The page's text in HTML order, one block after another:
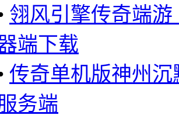
翎风引擎传奇端
端下载
传奇单机版神州
务端